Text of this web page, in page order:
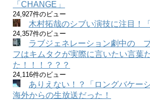
「CHANGE」
24,927件のビュー
木村拓哉のシブい演技に注目！
24,357件のビュー
ラブジェネレーション劇中の
フはキムタクが実際に言いたい言葉
た！！！？？？
24,116件のビュー
ありえない！？「ロングバケー
海外からの生放送だった！